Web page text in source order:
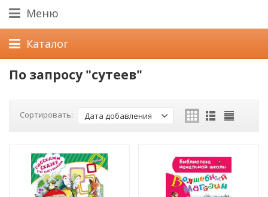
Меню
Каталог
По запросу "сутеев"
Сортировать: Дата добавления